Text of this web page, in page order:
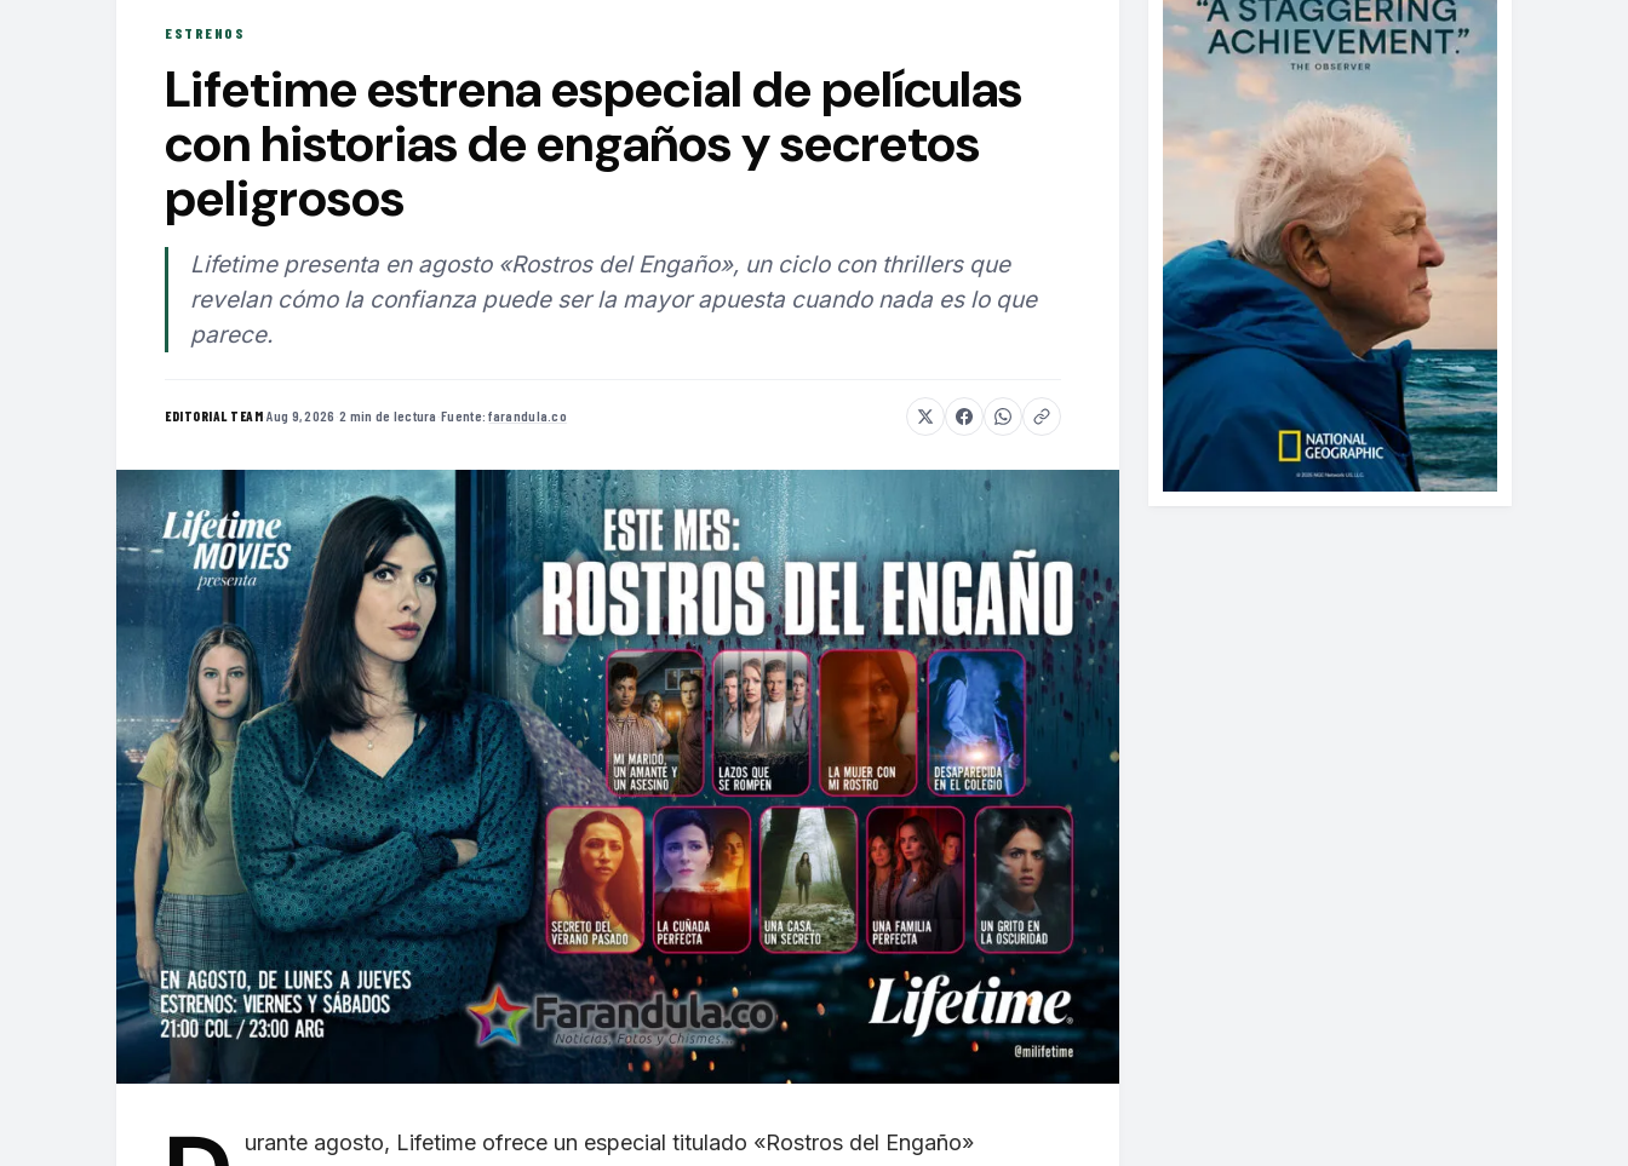
ESTRENOS
Lifetime estrena especial de películas
con historias de engaños y secretos
peligrosos
Lifetime presenta en agosto «Rostros del Engaño», un ciclo con thrillers que
revelan cómo la confianza puede ser la mayor apuesta cuando nada es lo que
parece.
EDITORIAL TEAM·Aug 9, 2026 ·2 min de lectura ·Fuente:farandula.co
urante agosto, Lifetime ofrece un especial titulado «Rostros del Engaño»